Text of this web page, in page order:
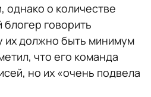
однако о количестве
говорить
их должно быть минимум
что его команда
но их «очень подвела